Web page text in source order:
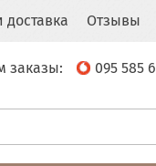
доставка Отзывы
заказы: 095 585